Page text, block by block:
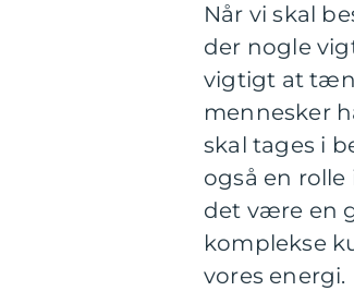
Når vi skal
der nogle
vigtigt at
mennesker
skal tages i
også en
det være en
komplekse
vores energi.